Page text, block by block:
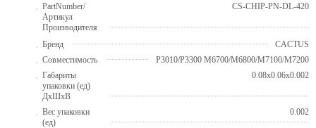
PartNumber/
Артикул
Производителя
CS-CHIP-PN-DL-420
Бренд
CACTUS
Совместимость
P3010/P3300 M6700/M6800/M7100/M7200
Габариты
упаковки (ед)
ДхШхВ
0.08x0.06x0.002
Вес упаковки
(ед)
0.002